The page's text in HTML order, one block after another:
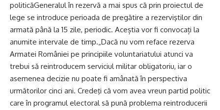
politicăGeneralul în rezervă a mai spus că prin proiectul de
lege se introduce perioada de pregătire a rezerviştilor din
armată până la 15 zile, periodic. Aceștia vor fi convocați la
anumite intervale de timp.„Dacă nu vom reface rezerva
Armatei României pe principiile voluntariatului atunci va
trebui să reintroducem serviciul militar obligatoriu, iar o
asemenea decizie nu poate fi amânată în perspectiva
următorilor cinci ani. Credeţi că vom avea vreun partid politic
care în programul electoral să pună problema reintroducerii